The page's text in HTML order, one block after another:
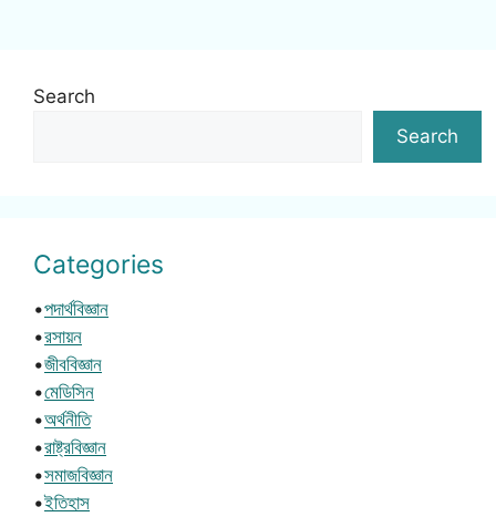
Search
Search
Categories
•পদার্থবিজ্ঞান
•রসায়ন
•জীববিজ্ঞান
•মেডিসিন
•অর্থনীতি
•রাষ্ট্রবিজ্ঞান
•সমাজবিজ্ঞান
•ইতিহাস